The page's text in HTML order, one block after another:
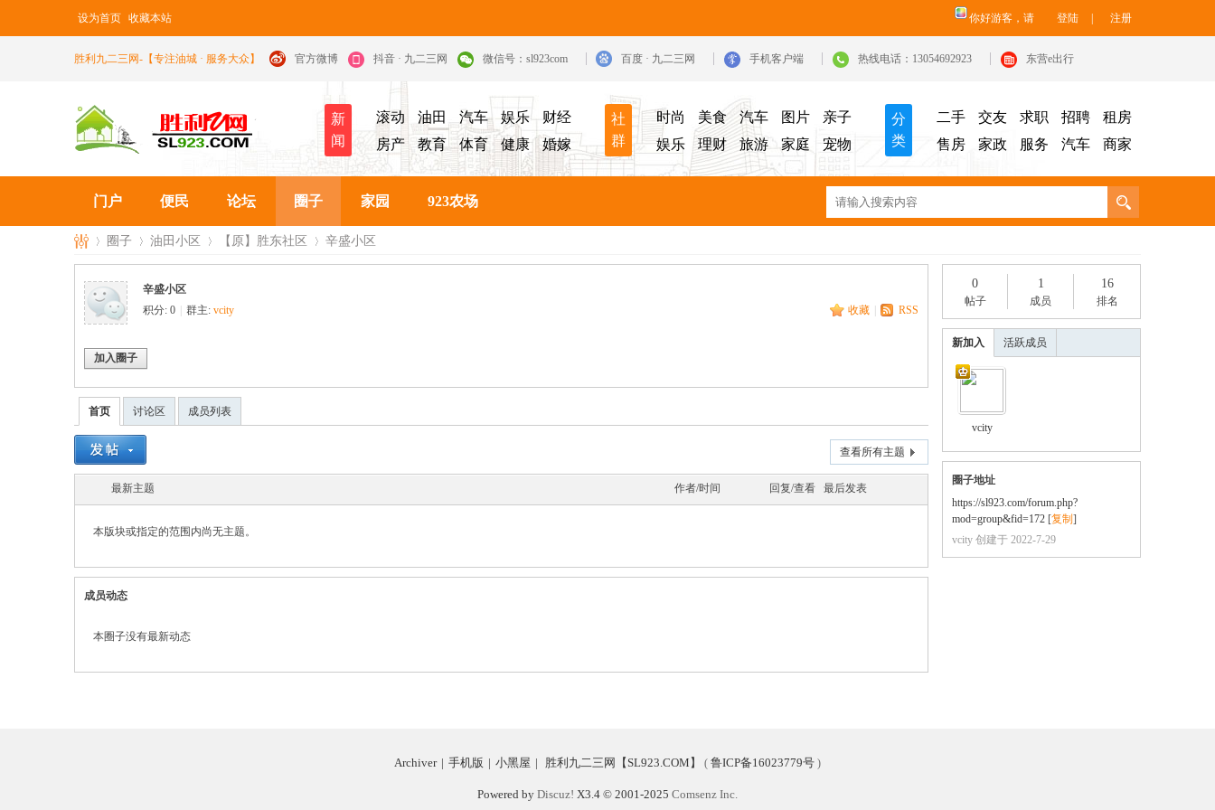
设为首页 收藏本站 你好游客，请 登陆 注册
胜利九二三网-【专注油城 · 服务大众】 官方微博 抖音 · 九二三网 微信号：sl923com 百度 · 九二三网 手机客户端 热线电话：13054692923 东营e出行
新
闻
滚动 油田 汽车 娱乐
财经
房产
教育 体育 健康 婚嫁
社
群
时尚 美食 汽车 图片
亲子
娱乐
理财 旅游 家庭 宠物
分
类
二手 交友 求职 招聘
租房
售房
家政 服务 汽车 商家
门户 便民 论坛 圈子 家园 923农场
九
圈子 油田小区
›
【原】胜东社区 辛盛小区
辛盛小区
收藏
RSS
积分: 0 群主: vcity
加入圈子
首页 讨论区 成员列表
查看所有主题
最新主题 作者/时间 回复/查看 最后发表
本版块或指定的范围内尚无主题。
成员动态
本圈子没有最新动态
0
帖子
1
成员
16
排名
新加入 活跃成员
vcity
圈子地址
https://sl923.com/forum.php?
mod=group&fid=172 [复制 ]
vcity 创建于 2022-7-29
Archiver | 手机版 | 小黑屋 | 胜利九二三网【SL923.COM】 ( 鲁ICP备16023779号 )
Powered by Discuz! X3.4 © 2001-2025 Comsenz Inc.